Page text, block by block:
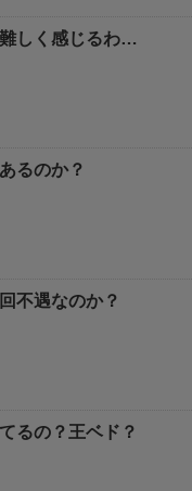
難しく感じるわ…
るのか？
不遇なのか？
るの？王ベド？